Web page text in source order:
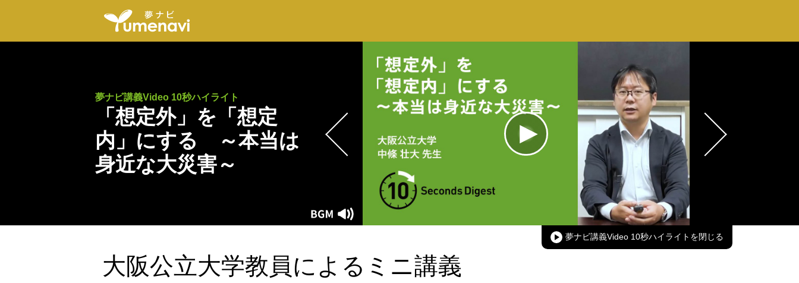
夢ナビ講義Video 10秒ハイライト
「想定外」を「想定
内」にする ～本当は
身近な大災害～
Picture-
in-
Fullscreen
夢ナビ講義Video 10秒ハイライト
大阪公立大学教員によるミニ講義